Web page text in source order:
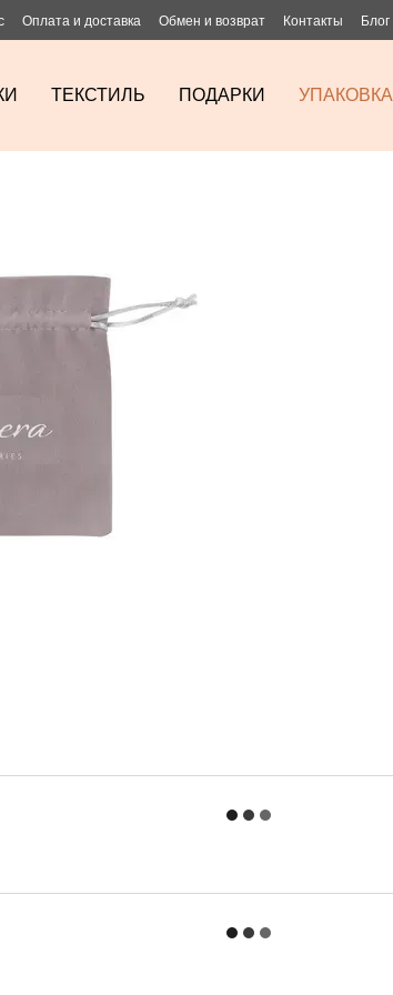
Оплата и доставка Обмен и возврат Контакты Блог
ТЕКСТИЛЬ ПОДАРКИ УПАКОВКА